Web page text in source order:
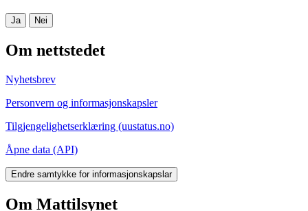
Ja Nei
Om nettstedet
Nyhetsbrev
Personvern og informasjonskapsler
Tilgjengelighetserklæring (uustatus.no)
Åpne data (API)
Endre samtykke for informasjonskapslar
Om Mattilsynet